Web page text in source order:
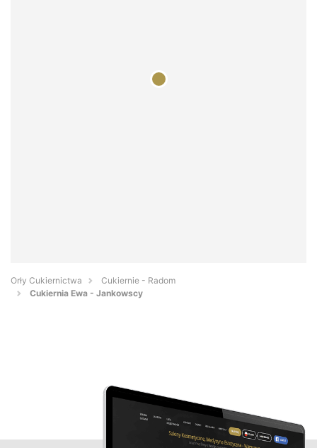
Orły Cukiernictwa
Cukiernie - Radom
Cukiernia Ewa - Jankowscy